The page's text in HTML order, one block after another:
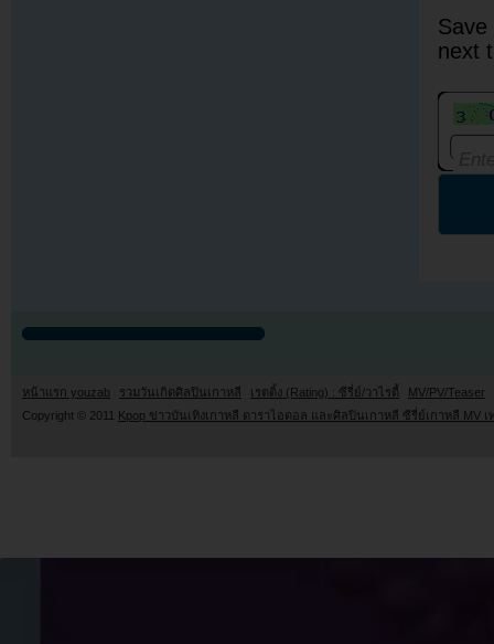
next
หน้าแรก youzab รวมวันเกิดศิลปินเกาหลี เรตติ้ง (Rating) : ซีรี่ย์/วาไรตี้
MV/PV/Teaser
Copyright © 2011 Kpop ข่าวบันเทิงเกาหลี ดาราไอดอล และศิลปินเกาหลี ซีรี่ย์เกาหลี MV